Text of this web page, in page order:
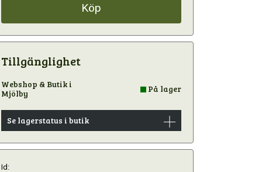
Köp
Tillgänglighet
Webshop & Butik i
Mjölby
På lager
Se lagerstatus i butik
Id: